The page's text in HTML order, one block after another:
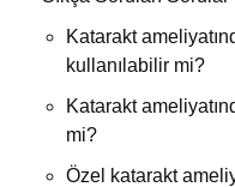
Katarakt
kullanılabilir mi?
Katarakt
mi?
Özel katarakt